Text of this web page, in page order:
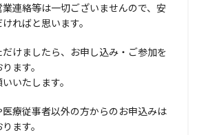
連絡等は一切ございませんので、安
ればと思います。
けましたら、お申し込み・ご参加を
ます。
いたします。
療従事者以外の方からのお申込みは
ます。